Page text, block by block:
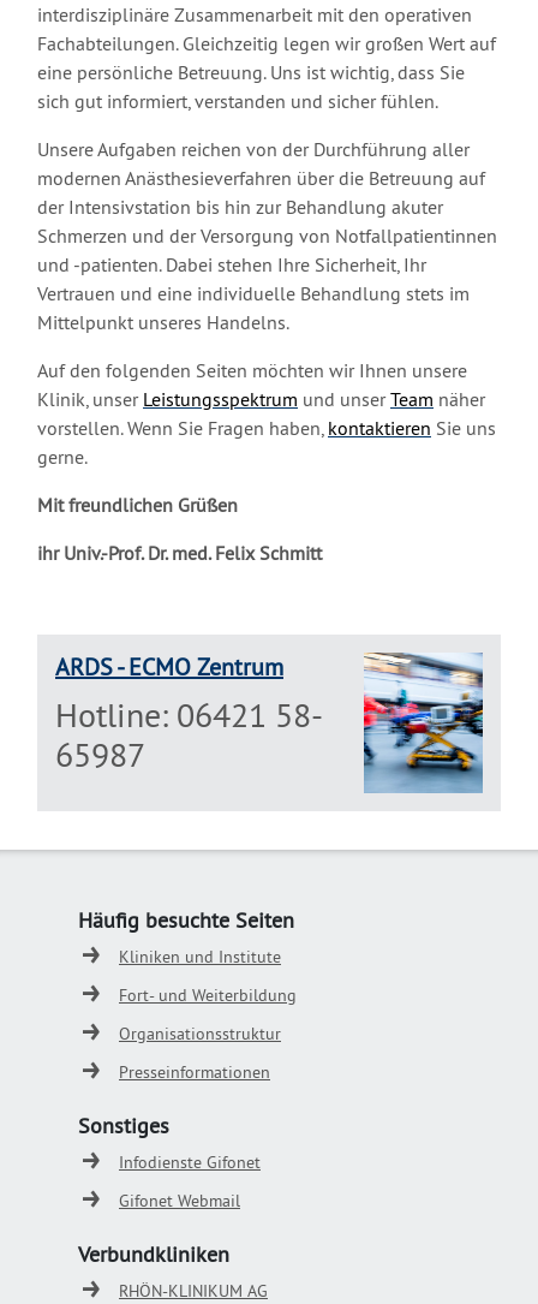
interdisziplinäre Zusammenarbeit mit den operativen
Fachabteilungen. Gleichzeitig legen wir großen Wert auf
eine persönliche Betreuung. Uns ist wichtig, dass Sie
sich gut informiert, verstanden und sicher fühlen.
Unsere Aufgaben reichen von der Durchführung aller
modernen Anästhesieverfahren über die Betreuung auf
der Intensivstation bis hin zur Behandlung akuter
Schmerzen und der Versorgung von Notfallpatientinnen
und -patienten. Dabei stehen Ihre Sicherheit, Ihr
Vertrauen und eine individuelle Behandlung stets im
Mittelpunkt unseres Handelns.
Auf den folgenden Seiten möchten wir Ihnen unsere
Klinik, unser Leistungsspektrum und unserTeam näher
vorstellen. Wenn Sie Fragen haben, kontaktieren Sie uns
gerne.
Mit freundlichen Grüßen
ihr Univ.-Prof. Dr. med. Felix Schmitt
ARDS - ECMO Zentrum
Hotline: 06421 58-
65987
Häufig besuchte Seiten
Kliniken und Institute
Fort- und Weiterbildung
Organisationsstruktur
Presseinformationen
Sonstiges
Infodienste Gifonet
Gifonet Webmail
Verbundkliniken
RHÖN-KLINIKUM AG